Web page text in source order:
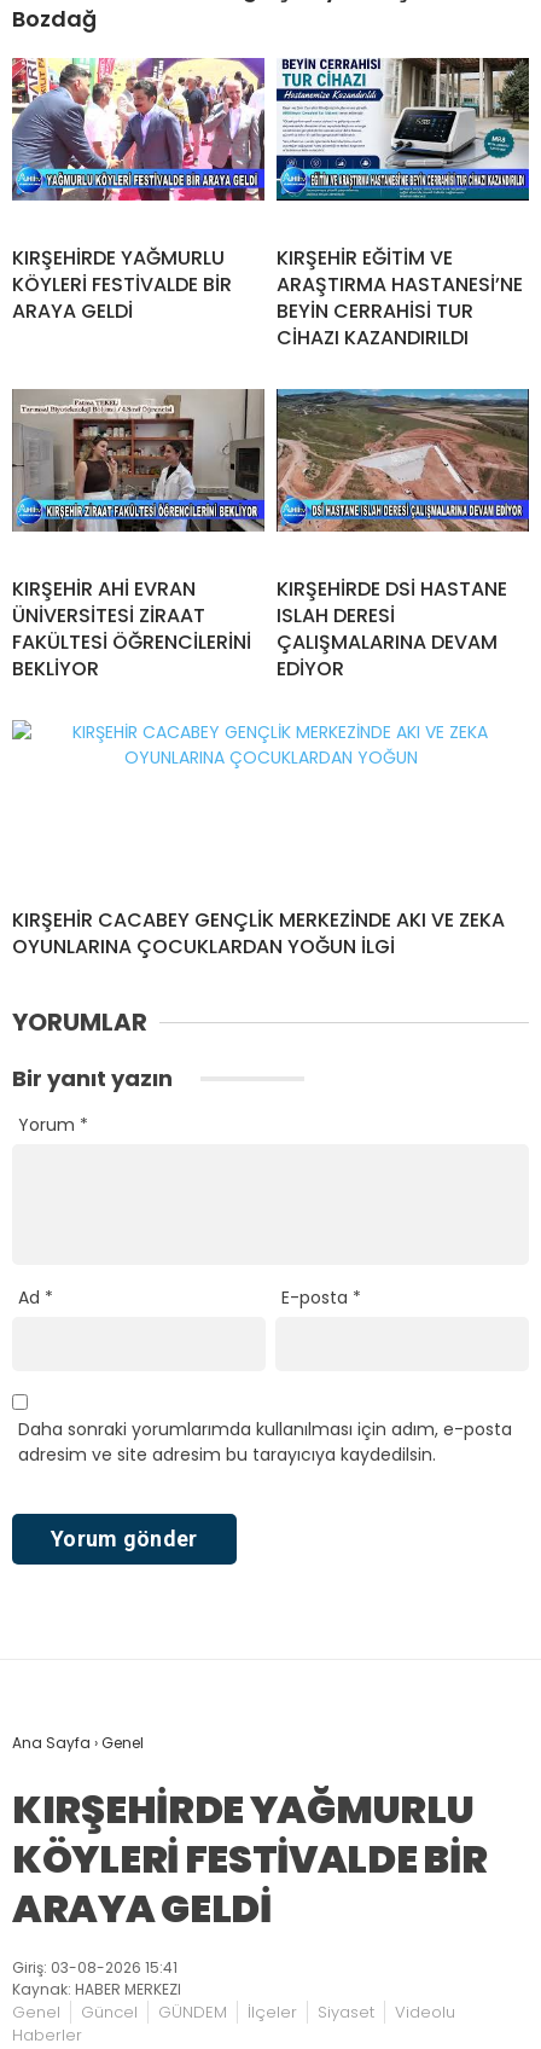
Bozdağ
KIRŞEHİRDE YAĞMURLU
KÖYLERİ FESTİVALDE BİR
ARAYA GELDİ
KIRŞEHİR EĞİTİM VE
ARAŞTIRMA HASTANESİ’NE
BEYİN CERRAHİSİ TUR
CİHAZI KAZANDIRILDI
KIRŞEHİR AHİ EVRAN
ÜNİVERSİTESİ ZİRAAT
FAKÜLTESİ ÖĞRENCİLERİNİ
BEKLİYOR
KIRŞEHİRDE DSİ HASTANE
ISLAH DERESİ
ÇALIŞMALARINA DEVAM
EDİYOR
KIRŞEHİR CACABEY GENÇLİK MERKEZİNDE AKI VE ZEKA
OYUNLARINA ÇOCUKLARDAN YOĞUN İLGİ
YORUMLAR
Bir yanıt yazın
Yorum *
Ad * E-posta *
Daha sonraki yorumlarımda kullanılması için adım, e-posta
adresim ve site adresim bu tarayıcıya kaydedilsin.
Ana Sayfa ›Genel
KIRŞEHİRDE YAĞMURLU
KÖYLERİ FESTİVALDE BİR
ARAYA GELDİ
Giriş: 03-08-2026 15:41
Kaynak: HABER MERKEZI
Genel Güncel GÜNDEM İlçeler Siyaset
Videolu
Haberler